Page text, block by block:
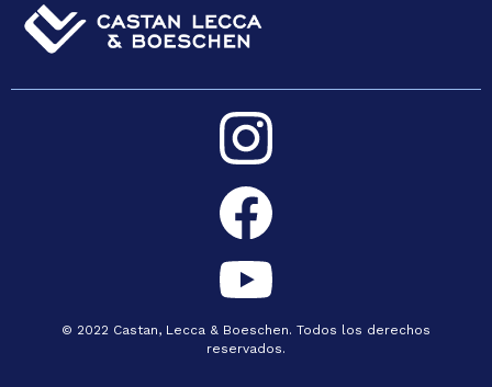
© 2022 Castan, Lecca & Boeschen. Todos los derechos
reservados.